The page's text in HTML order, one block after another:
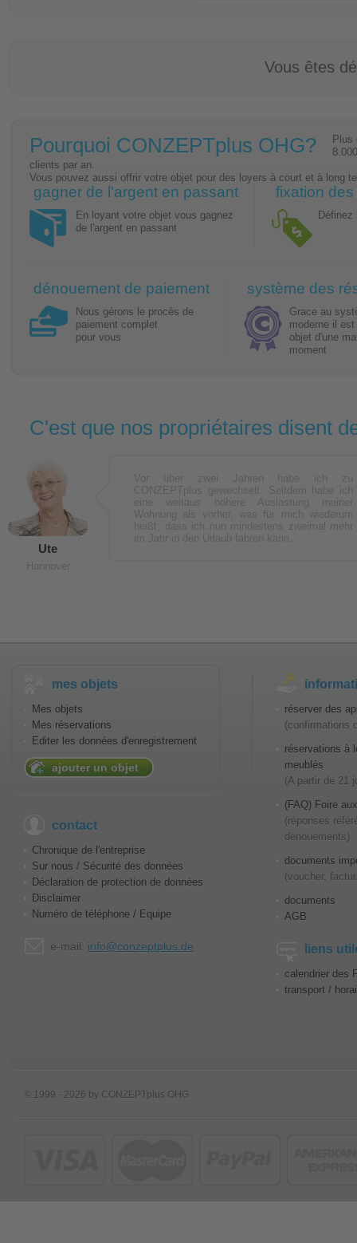
Vous êtes
Pourquoi CONZEPTplus OHG?
8.000
clients par an.
Vous pouvez aussi offrir votre objet pour des loyers à court et à long
gagner de l'argent en passant
En loyant votre objet vous gagnez
de l'argent en passant
fixation
dénouement de paiement
Nous gérons le procès de
paiement complet
pour vous
système des
Grace au
moderne il
objet d'une
moment
C'est que nos propriétaires disent
Ute
mes objets
Mes objets
Mes réservations
Editer les données d'enregistrement
ajouter un objet
contact
Chronique de l'entreprise
Sur nous / Sécurité des données
Déclaration de protection de données
Disclaimer
Numéro de téléphone / Equipe
e-mail: info@conzeptplus.de
réserver des
(confirmations
réservations à
meublés
(A partir de 21
(FAQ) Foire
(réponses
dénouements)
documents
(voucher,
documents
AGB
liens
calendrier des
transport /
© 1999 - 2026 by CONZEPTplus OHG